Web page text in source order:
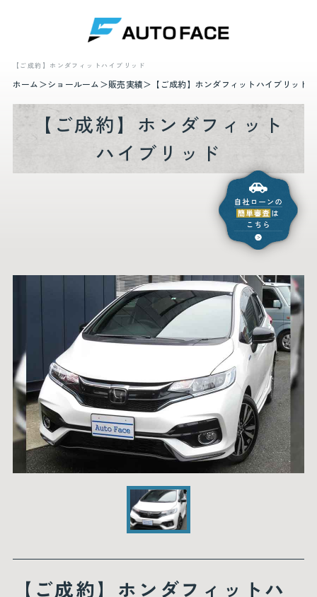
【ご成約】ホンダフィットハイブリッド
ホーム ショールーム 販売実績 【ご成約】ホンダフィットハイブリッド
【ご成約】ホンダフィット
ハイブリッド
【ご成約】ホンダフィットハ